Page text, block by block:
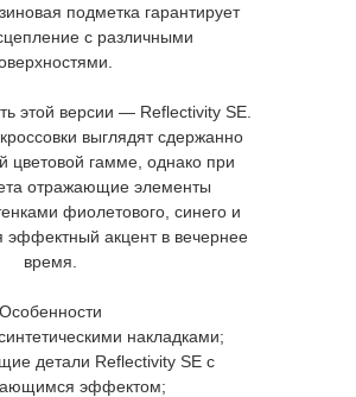
подметка гарантирует
с различными
этой версии — Reflectivity SE.
выглядят сдержанно
цветовой гамме, однако при
отражающие элементы
фиолетового, синего и
эффектный акцент в вечернее
время.
Особенности
накладками;
детали Reflectivity SE с
эффектом;